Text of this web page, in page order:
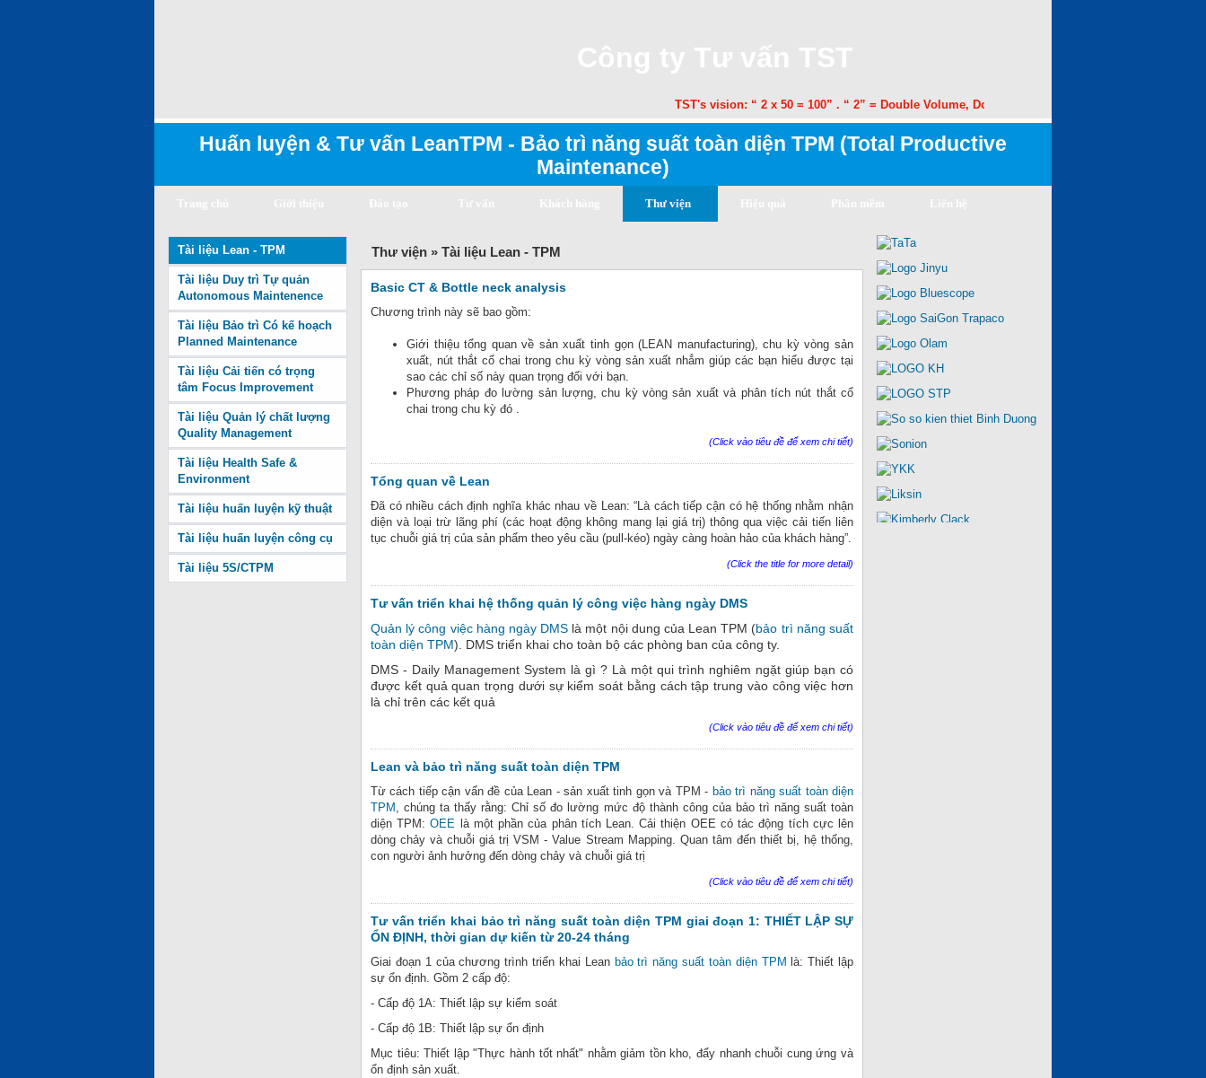
TST's vision: “ 2 x 50 = 100” . “ 2” = Double Volume, Double Speed. “50” = 50% Margin
Huấn luyện & Tư vấn LeanTPM - Bảo trì năng suất toàn diện TPM (Total Productive
Maintenance)
Thư viện
Tài liệu Lean - TPM
Tài liệu Duy trì Tự quản
Autonomous Maintenence
Tài liệu Bảo trì Có kế hoạch
Planned Maintenance
Tài liệu Cải tiến có trọng
tâm Focus Improvement
Tài liệu Quản lý chất lượng
Quality Management
Tài liệu Health Safe &
Environment
Tài liệu huấn luyện kỹ thuật
Tài liệu huấn luyện công cụ
Tài liệu 5S/CTPM
Thư viện » Tài liệu Lean - TPM
Basic CT & Bottle neck analysis
Chương trình này sẽ bao gồm:
Giới thiệu tổng quan về sản xuất tinh gọn (LEAN manufacturing), chu kỳ vòng sản
xuất, nút thắt cổ chai trong chu kỳ vòng sản xuất nhẳm giúp các bạn hiểu được tại
sao các chỉ số này quan trọng đối với bạn.
Phương pháp đo lường sản lượng, chu kỳ vòng sản xuất và phân tích nút thắt cổ
chai trong chu kỳ đó .
(Click vào tiêu đề để xem chi tiết)
Tổng quan về Lean
Đã có nhiều cách định nghĩa khác nhau về Lean: “Là cách tiếp cận có hệ thống nhằm nhận
diện và loại trừ lãng phí (các hoạt động không mang lại giá trị) thông qua việc cải tiến liên
tục chuỗi giá trị của sản phẩm theo yêu cầu (pull-kéo) ngày càng hoàn hảo của khách hàng”.
(Click the title for more detail)
Tư vấn triển khai hệ thống quản lý công việc hàng ngày DMS
Quản lý công việc hàng ngày DMS là một nội dung của Lean TPM (bảo trì năng suất
toàn diện TPM). DMS triển khai cho toàn bộ các phòng ban của công ty.
DMS - Daily Management System là gì ? Là một qui trình nghiêm ngặt giúp bạn có
được kết quả quan trọng dưới sự kiểm soát bằng cách tập trung vào công việc hơn
là chỉ trên các kết quả
(Click vào tiêu đề để xem chi tiết)
Lean và bảo trì năng suất toàn diện TPM
Từ cách tiếp cận vấn đề của Lean - sản xuất tinh gọn và TPM - bảo trì năng suất toàn diện
TPM , chúng ta thấy rằng: Chỉ số đo lường mức độ thành công của bảo trì năng suất toàn
diện TPM:OEE là một phần của phân tích Lean. Cải thiện OEE có tác động tích cực lên
dòng chảy và chuỗi giá trị VSM - Value Stream Mapping. Quan tâm đến thiết bị, hệ thống,
con người ảnh hưởng đến dòng chảy và chuỗi giá trị
(Click vào tiêu đề để xem chi tiết)
Tư vấn triển khai bảo trì năng suất toàn diện TPM giai đoạn 1: THIẾT LẬP SỰ
ỔN ĐỊNH, thời gian dự kiến từ 20-24 tháng
Giai đoạn 1 của chương trình triển khai Lean bảo trì năng suất toàn diện TPM là: Thiết lập
sự ổn định. Gồm 2 cấp độ:
- Cấp độ 1A: Thiết lập sự kiểm soát
- Cấp độ 1B: Thiết lập sự ổn định
Mục tiêu: Thiết lập "Thực hành tốt nhất" nhằm giảm tồn kho, đẩy nhanh chuỗi cung ứng và
ổn định sản xuất.